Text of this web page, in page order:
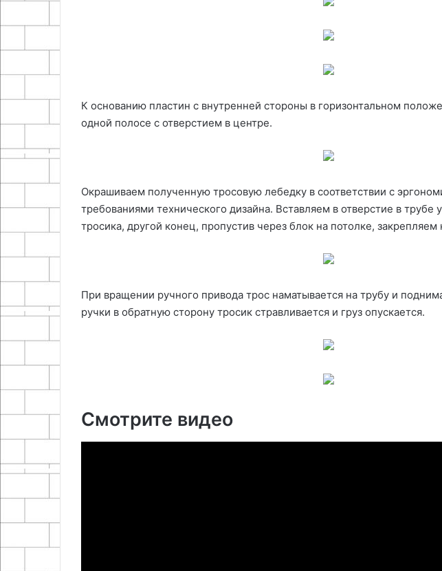
К основанию пластин с внутренней стороны в горизонтальном
одной полосе с отверстием в центре.
Окрашиваем полученную тросовую лебедку в соответствии с
требованиями технического дизайна. Вставляем в отверстие в трубе
тросика, другой конец, пропустив через блок на потолке,
При вращении ручного привода трос наматывается на трубу и
ручки в обратную сторону тросик стравливается и груз опускается.
Смотрите видео